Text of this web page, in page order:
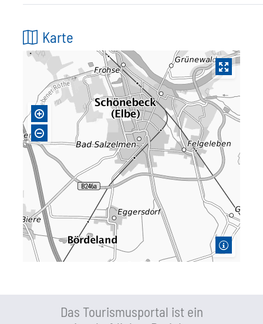
Karte
Das Tourismusportal ist ein